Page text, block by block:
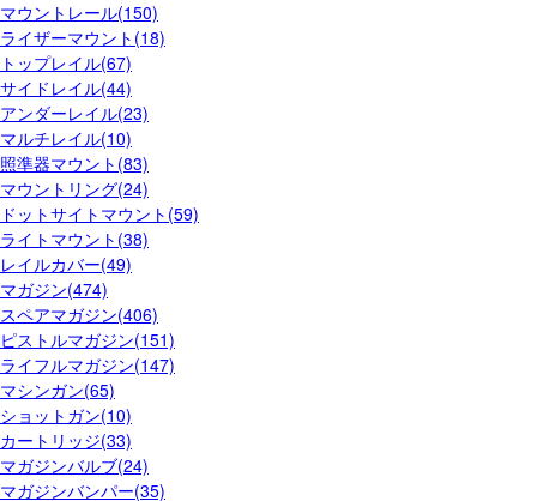
マウントレール(150)
ライザーマウント(18)
トップレイル(67)
サイドレイル(44)
アンダーレイル(23)
マルチレイル(10)
照準器マウント(83)
マウントリング(24)
ドットサイトマウント(59)
ライトマウント(38)
レイルカバー(49)
マガジン(474)
スペアマガジン(406)
ピストルマガジン(151)
ライフルマガジン(147)
マシンガン(65)
ショットガン(10)
カートリッジ(33)
マガジンバルブ(24)
マガジンバンパー(35)